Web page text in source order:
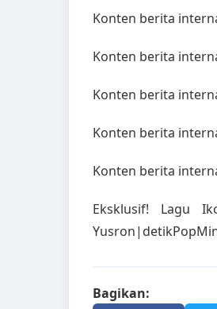
Konten berita
Konten berita
Konten berita
Konten berita
Konten berita
Eksklusif! Lagu
Bagikan: